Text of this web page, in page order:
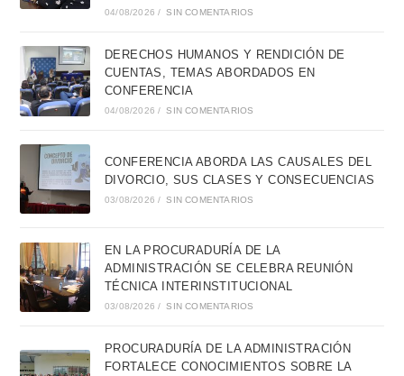
04/08/2026 / SIN COMENTARIOS
DERECHOS HUMANOS Y RENDICIÓN DE
CUENTAS, TEMAS ABORDADOS EN
CONFERENCIA
04/08/2026 / SIN COMENTARIOS
CONFERENCIA ABORDA LAS CAUSALES DEL
DIVORCIO, SUS CLASES Y CONSECUENCIAS
03/08/2026 / SIN COMENTARIOS
EN LA PROCURADURÍA DE LA
ADMINISTRACIÓN SE CELEBRA REUNIÓN
TÉCNICA INTERINSTITUCIONAL
03/08/2026 / SIN COMENTARIOS
PROCURADURÍA DE LA ADMINISTRACIÓN
FORTALECE CONOCIMIENTOS SOBRE LA